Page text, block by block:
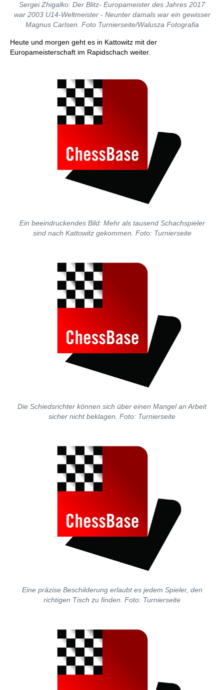
Sergei Zhigalko: Der Blitz- Europameister des Jahres 2017
war 2003 U14-Weltmeister - Neunter damals war ein gewisser
Magnus Carlsen. Foto Turnierseite/Walusza Fotografia
Heute und morgen geht es in Kattowitz mit der
Europameisterschaft im Rapidschach weiter.
Ein beeindruckendes Bild: Mehr als tausend Schachspieler
sind nach Kattowitz gekommen. Foto: Turnierseite
Die Schiedsrichter können sich über einen Mangel an Arbeit
sicher nicht beklagen. Foto: Turnierseite
Eine präzise Beschilderung erlaubt es jedem Spieler, den
richtigen Tisch zu finden. Foto: Turnierseite